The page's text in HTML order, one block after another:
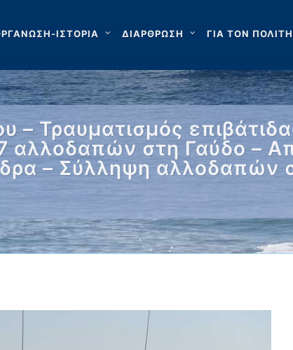
ΙΣΤΟΡΙΑ ΔΙΑΡΘΡΩΣΗ ΓΙΑ ΤΟΝ ΠΟΛΙΤΗ
Τραυματισμός
αλλοδαπών στη Γαύδο –
– Σύλληψη αλλοδαπών